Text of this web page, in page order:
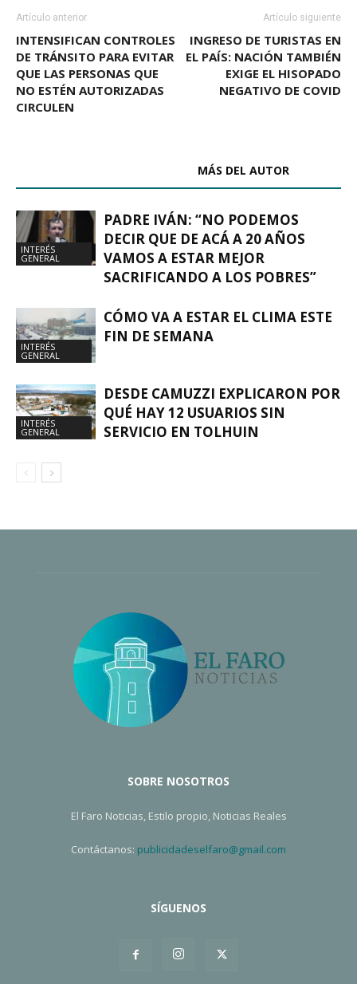
Artículo anterior
INTENSIFICAN CONTROLES
DE TRÁNSITO PARA EVITAR
QUE LAS PERSONAS QUE
NO ESTÉN AUTORIZADAS
CIRCULEN
Artículo siguiente
INGRESO DE TURISTAS EN
EL PAÍS: NACIÓN TAMBIÉN
EXIGE EL HISOPADO
NEGATIVO DE COVID
MÁS DEL AUTOR
INTERÉS
GENERAL
PADRE IVÁN: “NO PODEMOS
DECIR QUE DE ACÁ A 20 AÑOS
VAMOS A ESTAR MEJOR
SACRIFICANDO A LOS POBRES”
INTERÉS
GENERAL
CÓMO VA A ESTAR EL CLIMA ESTE
FIN DE SEMANA
INTERÉS
GENERAL
DESDE CAMUZZI EXPLICARON POR
QUÉ HAY 12 USUARIOS SIN
SERVICIO EN TOLHUIN
SOBRE NOSOTROS
El Faro Noticias, Estilo propio, Noticias Reales
Contáctanos: publicidadeselfaro@gmail.com
SÍGUENOS